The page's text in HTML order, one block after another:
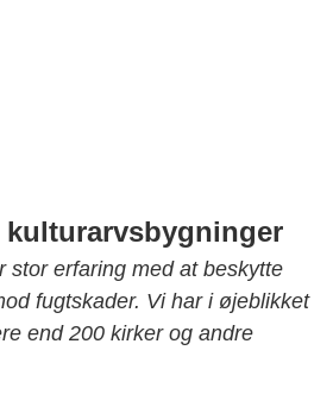
stor erfaring med at beskytte
fugtskader. Vi har i øjeblikket
end 200 kirker og andre